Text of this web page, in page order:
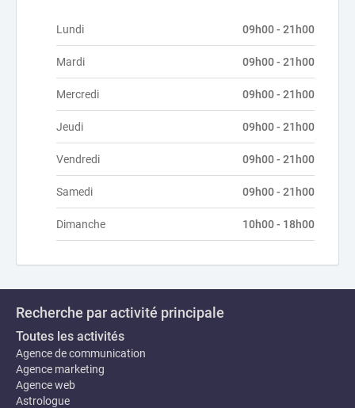
Lundi 09h00 - 21h00
Mardi 09h00 - 21h00
Mercredi 09h00 - 21h00
Jeudi 09h00 - 21h00
Vendredi 09h00 - 21h00
Samedi 09h00 - 21h00
Dimanche 10h00 - 18h00
Recherche par activité principale
Toutes les activités
Agence de communication
Agence marketing
Agence web
Astrologue